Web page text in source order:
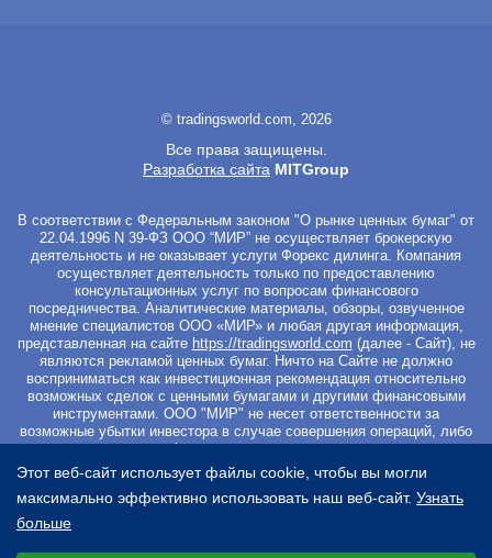
© tradingsworld.com, 2026
Все права защищены.
Разработка сайта MITGroup
В соответствии с Федеральным законом "О рынке ценных бумаг" от
22.04.1996 N 39-ФЗ ООО “МИР” не осуществляет брокерскую
деятельность и не оказывает услуги Форекс дилинга. Компания
осуществляет деятельность только по предоставлению
консультационных услуг по вопросам финансового
посредничества. Аналитические материалы, обзоры, озвученное
мнение специалистов ООО «МИР» и любая другая информация,
представленная на сайте https://tradingsworld.com (далее - Сайт), не
являются рекламой ценных бумаг. Ничто на Сайте не должно
восприниматься как инвестиционная рекомендация относительно
возможных сделок с ценными бумагами и другими финансовыми
инструментами. ООО "МИР" не несет ответственности за
возможные убытки инвестора в случае совершения операций, либо
инвестирования в финансовые инструменты, упомянутые в
материалах Сайта. Вы не должны начинать работу с
инвестиционными продуктами, если не готовы к риску частичной и/
или полной потери всех средств, которые вы вложили. Перед
началом работы с ценными бумагами и другими финансовыми
рисках. Регистрируясь на Сайте и оплачивая курс Вы
Этот веб-сайт использует файлы cookie, чтобы вы могли
максимально эффективно использовать наш веб-сайт. Узнать
больше